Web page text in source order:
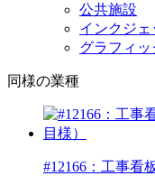
公共施設
インクジェ
グラフィッ
同様の業種
#12166：工事看